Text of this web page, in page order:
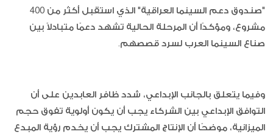
"صندوق دعم السينما العراقية" الذي استقبل أكثر من 400
مشروع، ومؤكدًا أن المرحلة الحالية تشهد دعمًا متبادلاً بين
صناع السينما العرب لسرد قصصهم.
وفيما يتعلق بالجانب الإبداعي، شدد ظافر العابدين على أن
التوافق الإبداعي بين الشركاء يجب أن يكون أولوية تفوق حجم
الميزانية، موضحًا أن الإنتاج المشترك يجب أن يخدم رؤية المبدع